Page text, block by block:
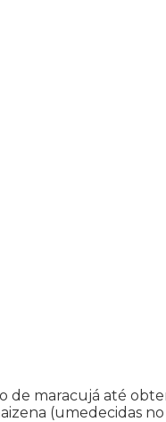
de maracujá até
(umedecidas